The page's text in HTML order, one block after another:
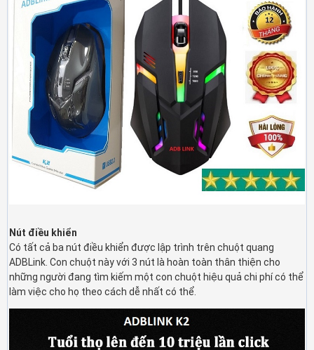
Nút điều khiển
Có tất cả ba nút điều khiển được lập trình trên chuột quang
ADBLink. Con chuột này với 3 nút là hoàn toàn thân thiện cho
những người đang tìm kiếm một con chuột hiệu quả chi phí có thể
làm việc cho họ theo cách dễ nhất có thể.